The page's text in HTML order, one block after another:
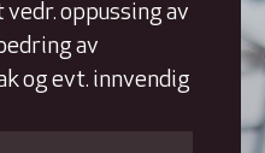
oppussing av
av
og evt. innvendig